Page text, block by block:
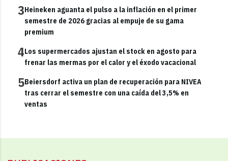
3Heineken aguanta el pulso a la inflación en el primer
semestre de 2026 gracias al empuje de su gama
premium
4Los supermercados ajustan el stock en agosto para
frenar las mermas por el calor y el éxodo vacacional
5Beiersdorf activa un plan de recuperación para NIVEA
tras cerrar el semestre con una caída del 3,5% en
ventas